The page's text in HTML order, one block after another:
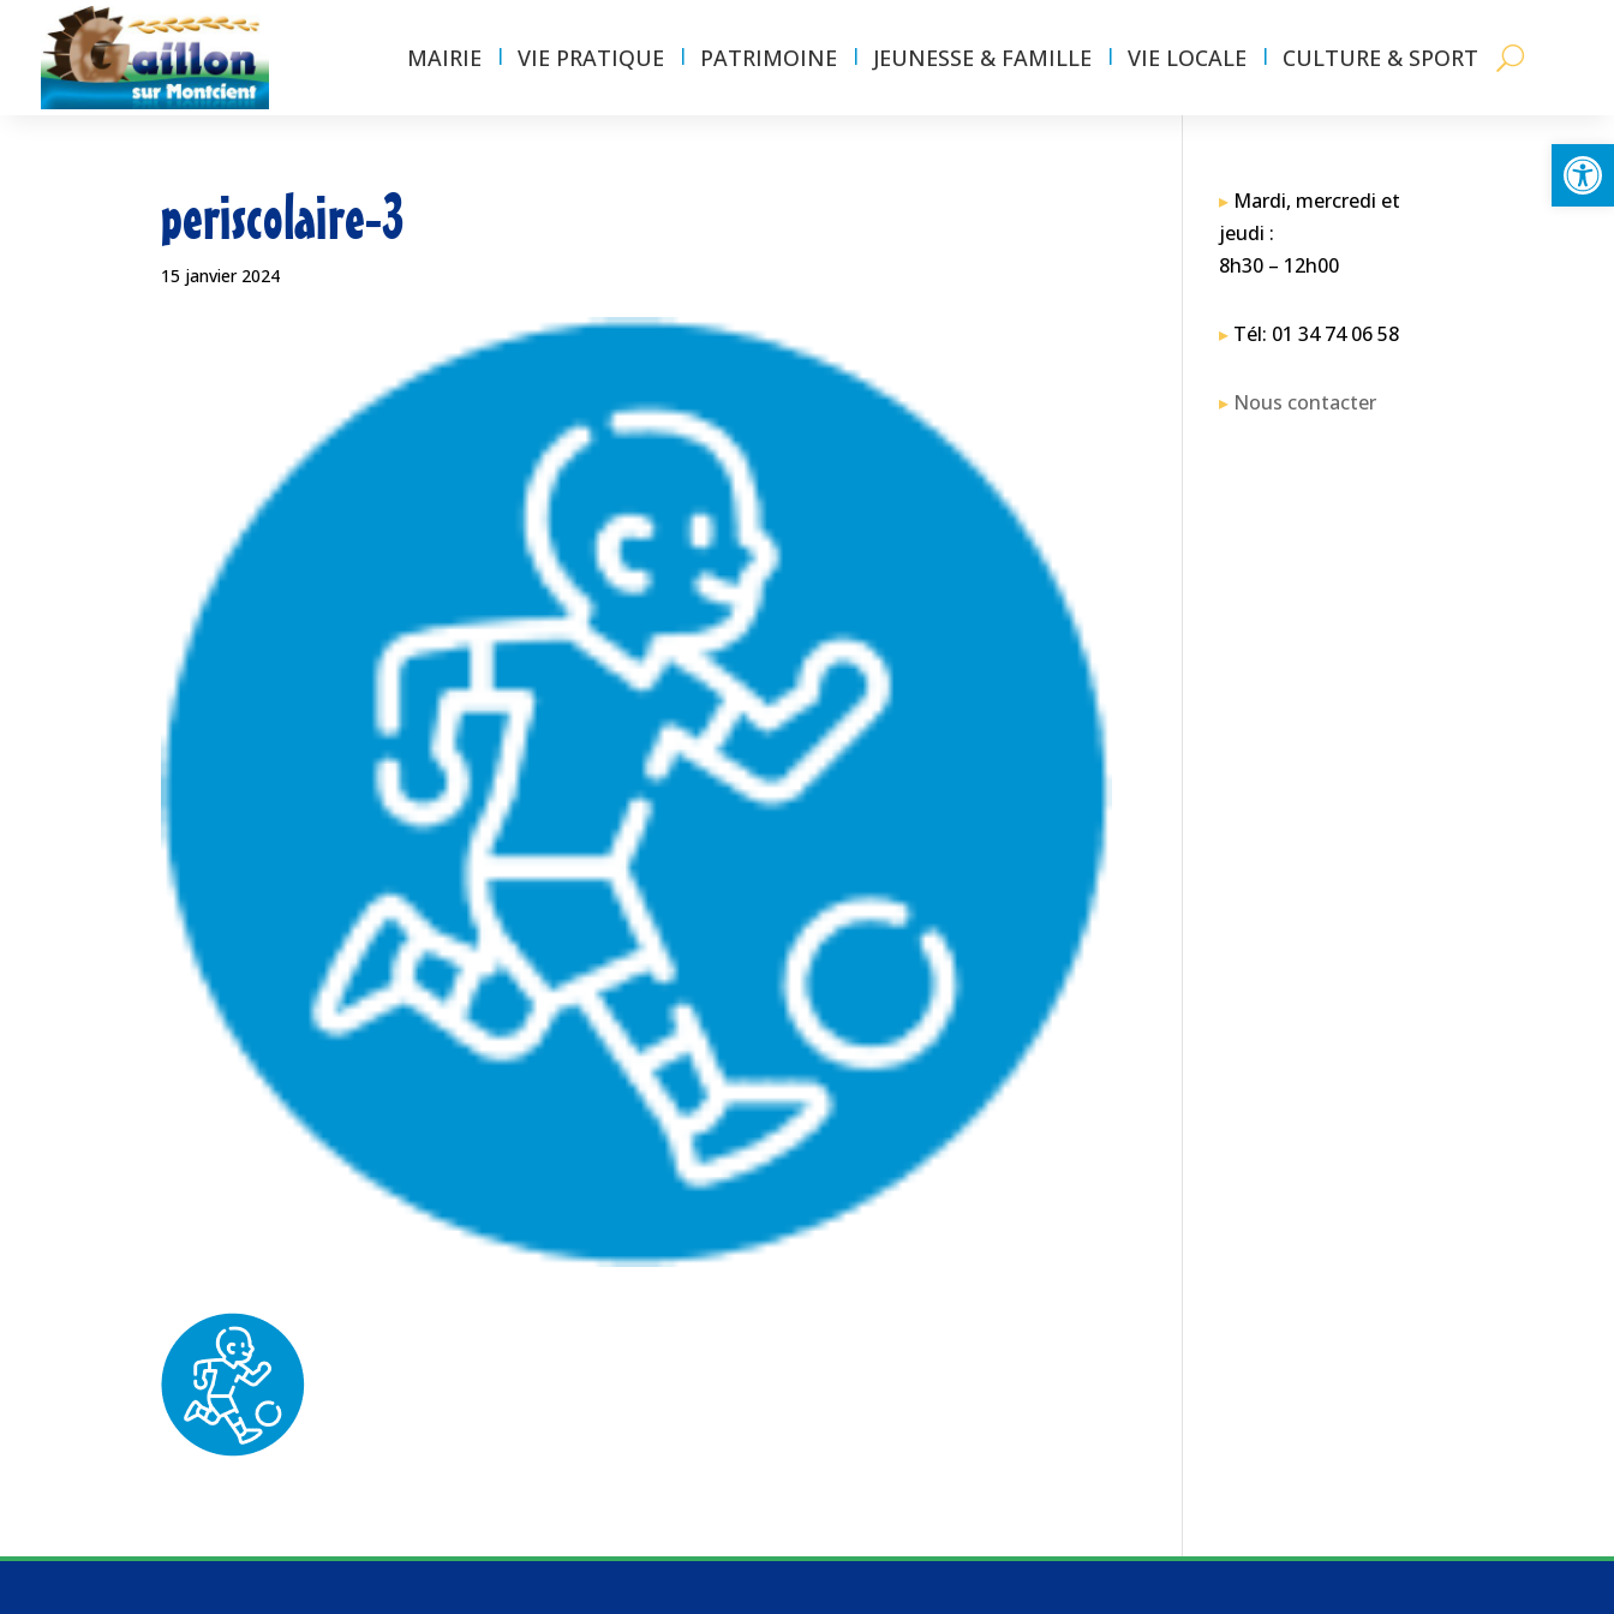
Ouvrir
MAIRIE VIE PRATIQUE PATRIMOINE JEUNESSE & FAMILLE VIE LOCALE CULTURE & SPORT
periscolaire-3
15 janvier 2024
▸ Mardi, mercredi et
jeudi :
8h30 – 12h00
▸ Tél: 01 34 74 06 58
▸ Nous contacter